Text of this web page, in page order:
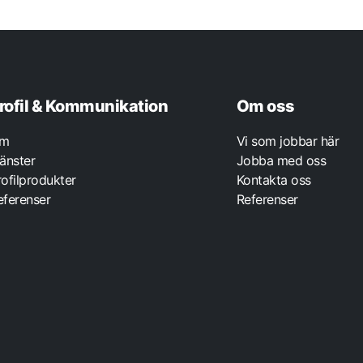
& Kommunikation Om oss
Vi som jobbar här
Jobba med oss
Kontakta oss
Referenser